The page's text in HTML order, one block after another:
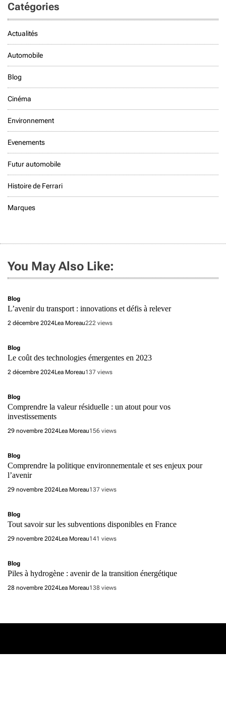
Catégories
Actualités
Automobile
Blog
Cinéma
Environnement
Evenements
Futur automobile
Histoire de Ferrari
Marques
You May Also Like:
Blog
L’avenir du transport : innovations et défis à relever
2 décembre 2024Lea Moreau222 views
Blog
Le coût des technologies émergentes en 2023
2 décembre 2024Lea Moreau137 views
Blog
Comprendre la valeur résiduelle : un atout pour vos
investissements
29 novembre 2024Lea Moreau156 views
Blog
Comprendre la politique environnementale et ses enjeux pour
l’avenir
29 novembre 2024Lea Moreau137 views
Blog
Tout savoir sur les subventions disponibles en France
29 novembre 2024Lea Moreau141 views
Blog
Piles à hydrogène : avenir de la transition énergétique
28 novembre 2024Lea Moreau138 views